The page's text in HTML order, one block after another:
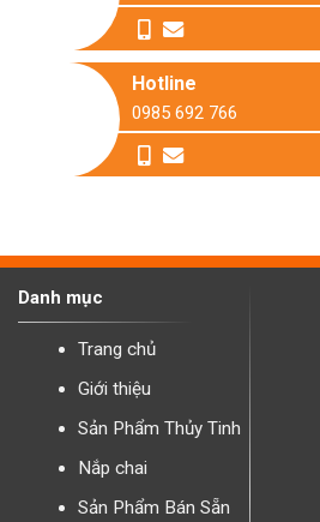
Hotline
0985 692 766
Danh mục
Trang chủ
Giới thiệu
Sản Phẩm Thủy Tinh
Nắp chai
Sản Phẩm Bán Sẵn